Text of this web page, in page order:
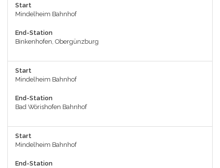
Start
Mindelheim Bahnhof
End-Station
Binkenhofen, Obergünzburg
Start
Mindelheim Bahnhof
End-Station
Bad Wörishofen Bahnhof
Start
Mindelheim Bahnhof
End-Station